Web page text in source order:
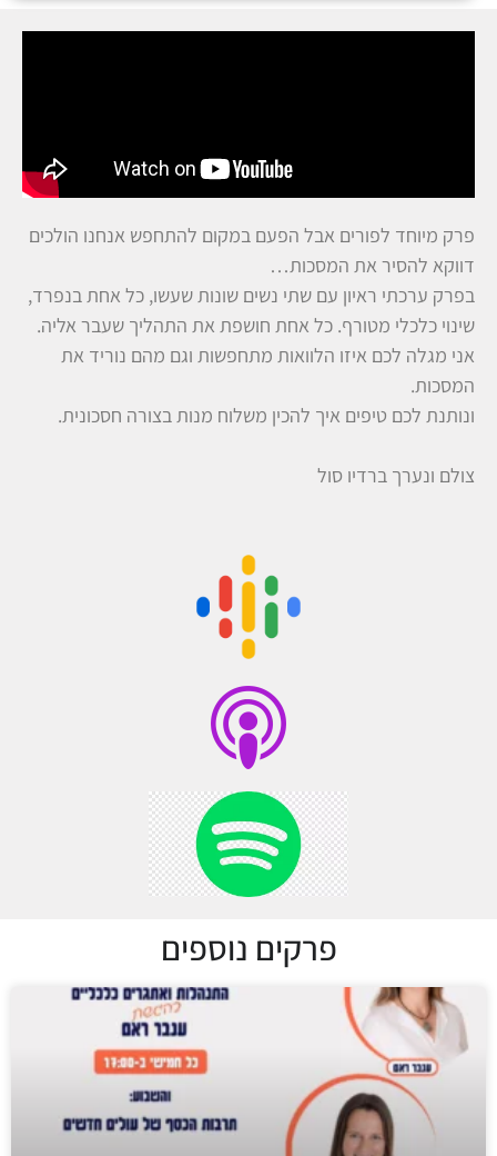
פרק מיוחד לפורים אבל הפעם במקום להתחפש אנחנו הולכים
דווקא להסיר את המסכות…
בפרק ערכתי ראיון עם שתי נשים שונות שעשו, כל אחת בנפרד,
שינוי כלכלי מטורף. כל אחת חושפת את התהליך שעבר אליה.
אני מגלה לכם איזו הלוואות מתחפשות וגם מהם נוריד את
המסכות.
ונותנת לכם טיפים איך להכין משלוח מנות בצורה חסכונית.
צולם ונערך ברדיו סול
פרקים נוספים